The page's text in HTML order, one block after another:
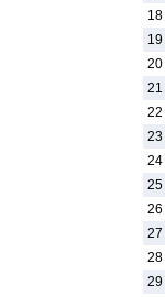
18
19
20
21
22
23
24
25
26
27
28
29